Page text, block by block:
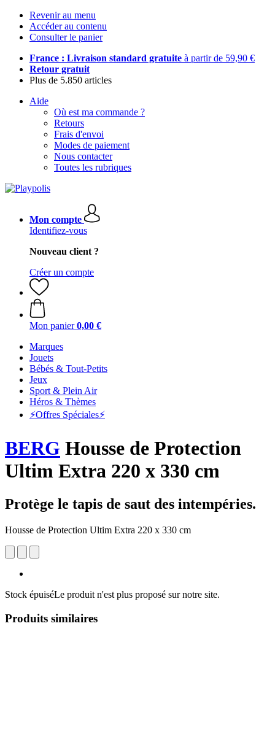
Revenir au menu
Accéder au contenu
Consulter le panier
France : Livraison standard gratuite à partir de 59,90 €
Retour gratuit
Plus de 5.850 articles
Aide
Où est ma commande ?
Retours
Frais d'envoi
Modes de paiement
Nous contacter
Toutes les rubriques
Mon compte
Identifiez-vous
Nouveau client ?
Créer un compte
Mon panier 0,00 €
Marques
Jouets
Bébés & Tout-Petits
Jeux
Sport & Plein Air
Héros & Thèmes
⚡️Offres Spéciales⚡️
BERG Housse de Protection
Ultim Extra 220 x 330 cm
Protège le tapis de saut des intempéries.
Housse de Protection Ultim Extra 220 x 330 cm
Stock épuiséLe produit n'est plus proposé sur notre site.
Produits similaires